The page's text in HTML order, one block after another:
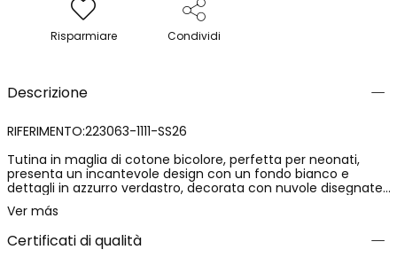
Risparmiare Condividi
Descrizione
RIFERIMENTO:223063-1111-SS26
Tutina in maglia di cotone bicolore, perfetta per neonati,
presenta un incantevole design con un fondo bianco e
dettagli in azzurro verdastro, decorata con nuvole disegnate
che trasmettono un'aria gioiosa. Ideale per età da 0 mesi fino
a 24 mesi. Il materiale in maglia morbida offre comfort e
flessibilità, mentre lo stile senza maniche e con collo tondo
facilita il cambio del pannolino. Questo capo versatile è
Ver más
Certificati di qualità